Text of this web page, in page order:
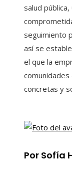
salud
seguimiento
así se
el que la
concretas y
Por Sofía